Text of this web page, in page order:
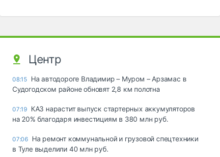
Центр
08:15 На автодороге Владимир – Муром – Арзамас в
Судогодском районе обновят 2,8 км полотна
07:19 КАЗ нарастит выпуск стартерных аккумуляторов
на 20% благодаря инвестициям в 380 млн руб.
07:06 На ремонт коммунальной и грузовой спецтехники
в Туле выделили 40 млн руб.